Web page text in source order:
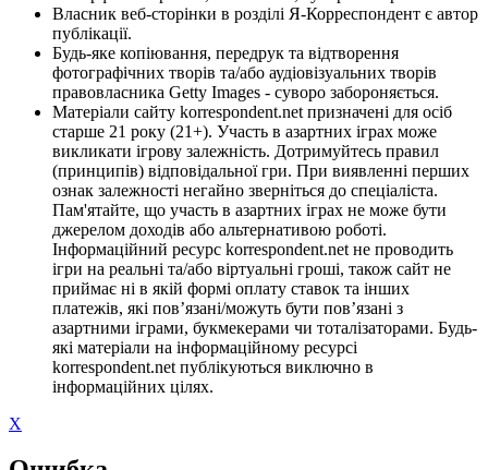
Власник веб-сторінки в розділі Я-Корреспондент є автор
публікації.
Будь-яке копіювання, передрук та відтворення
фотографічних творів та/або аудіовізуальних творів
правовласника Getty Images - суворо забороняється.
Матеріали сайту korrespondent.net призначені для осіб
старше 21 року (21+). Участь в азартних іграх може
викликати ігрову залежність. Дотримуйтесь правил
(принципів) відповідальної гри. При виявленні перших
ознак залежності негайно зверніться до спеціаліста.
Пам'ятайте, що участь в азартних іграх не може бути
джерелом доходів або альтернативою роботі.
Інформаційний ресурс korrespondent.net не проводить
ігри на реальні та/або віртуальні гроші, також сайт не
приймає ні в якій формі оплату ставок та інших
платежів, які пов’язані/можуть бути пов’язані з
азартними іграми, букмекерами чи тоталізаторами. Будь-
які матеріали на інформаційному ресурсі
korrespondent.net публікуються виключно в
інформаційних цілях.
X